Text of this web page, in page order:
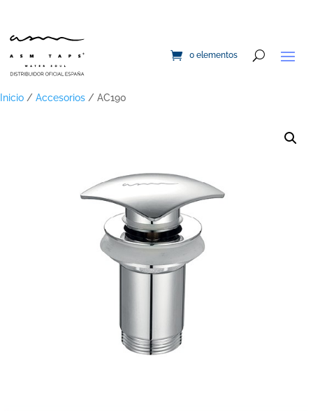
0 elementos
Inicio / Accesorios / AC190